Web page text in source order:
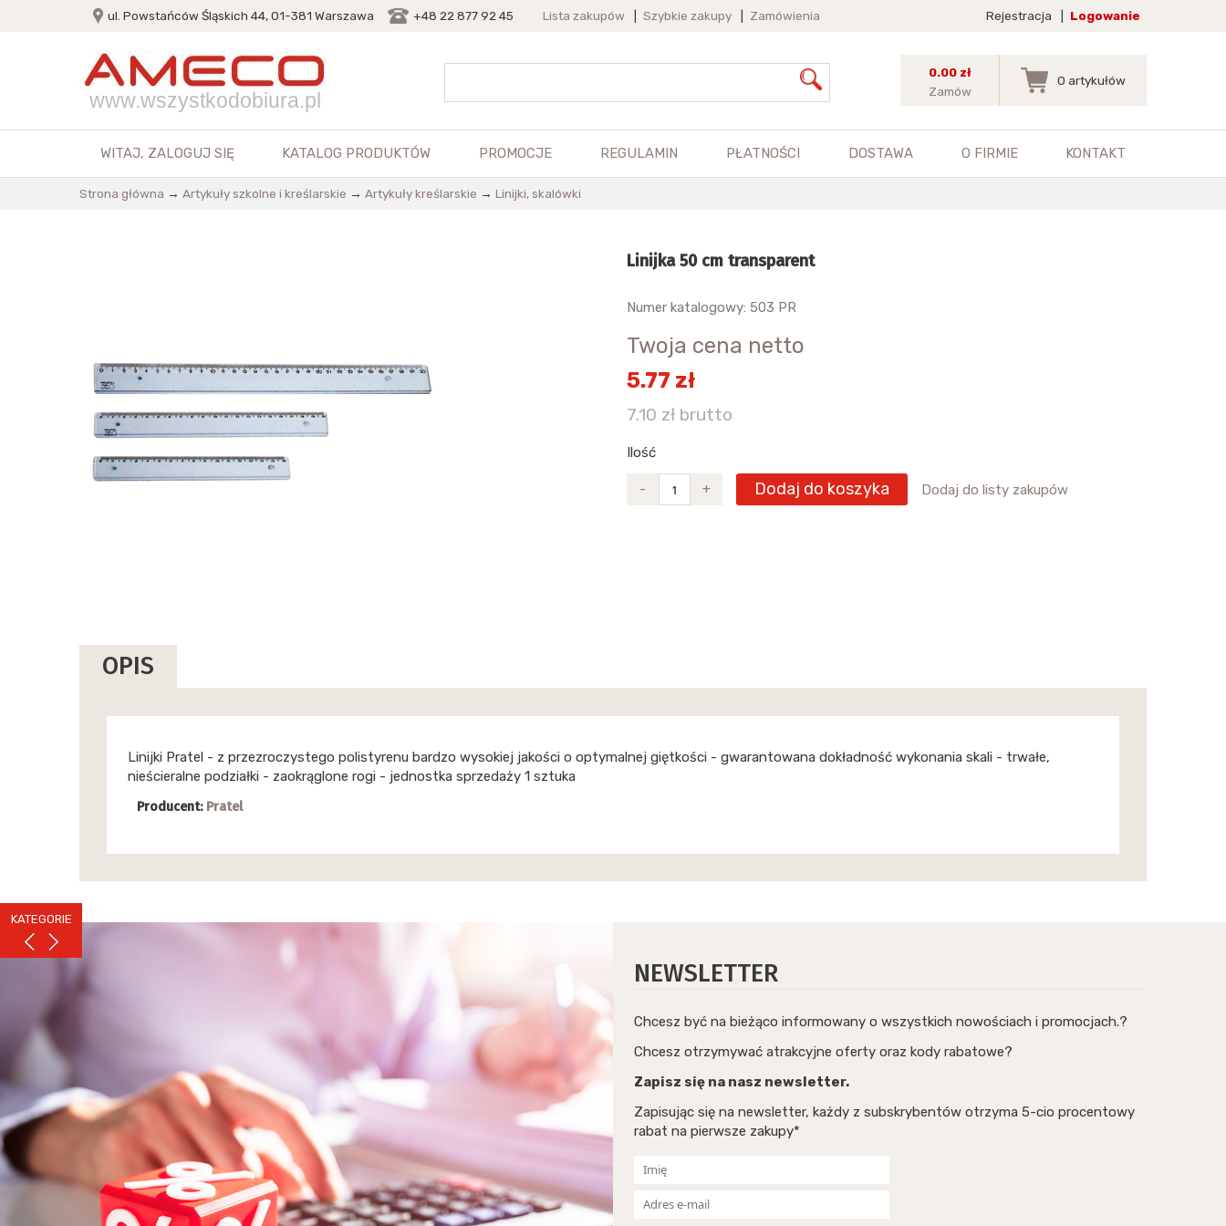
KATEGORIE
ul. Powstańców Śląskich 44, 01-381 Warszawa +48 22 877 92 45 Lista zakupów Szybkie zakupy Zamówienia Rejestracja Logowanie
www.wszystkodobiura.pl
0.00 zł
Zamów
0 artykułów
WITAJ, ZALOGUJ SIĘ KATALOG PRODUKTÓW PROMOCJE REGULAMIN PŁATNOŚCI DOSTAWA O FIRMIE KONTAKT
Strona główna → Artykuły szkolne i kreślarskie → Artykuły kreślarskie → Linijki, skalówki
Linijka 50 cm transparent
Numer katalogowy: 503 PR
Twoja cena netto
5.77 zł
7.10 zł brutto
Ilość
- + Dodaj do koszyka Dodaj do listy zakupów
OPIS
Linijki Pratel - z przezroczystego polistyrenu bardzo wysokiej jakości o optymalnej giętkości - gwarantowana dokładność wykonania skali - trwałe,
nieścieralne podziałki - zaokrąglone rogi - jednostka sprzedaży 1 sztuka
Producent: Pratel
NEWSLETTER
Chcesz być na bieżąco informowany o wszystkich nowościach i promocjach.?
Chcesz otrzymywać atrakcyjne oferty oraz kody rabatowe?
Zapisz się na nasz newsletter.
Zapisując się na newsletter, każdy z subskrybentów otrzyma 5-cio procentowy
rabat na pierwsze zakupy*